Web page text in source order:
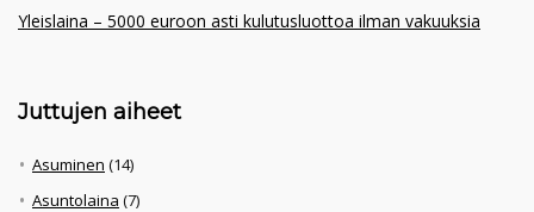
Yleislaina – 5000 euroon asti kulutusluottoa ilman vakuuksia
Juttujen aiheet
Asuminen (14)
Asuntolaina (7)